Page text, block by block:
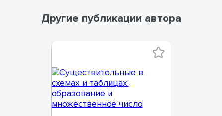
Другие публикации автора